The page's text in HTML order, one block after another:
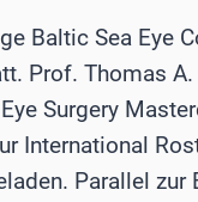
Baltic Sea Eye
Prof. Thomas
Surgery
International
Parallel zur